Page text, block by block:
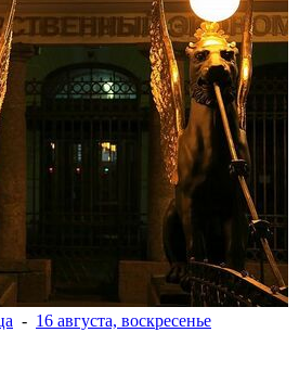
- 16 августа, воскресенье